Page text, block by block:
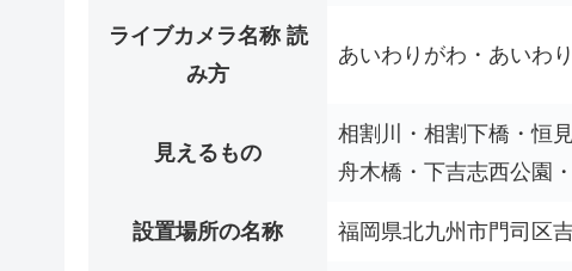
ライブカメラ名称 読
み方
あいわりがわ・あいわ
見えるもの
相割川・相割下橋・恒
舟木橋・下吉志西公園
設置場所の名称 福岡県北九州市門司区